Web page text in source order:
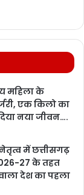
महिला के
एक किलो का
नया जीवन….
में छत्तीसगढ़
27 के तहत
वाला देश का पहला